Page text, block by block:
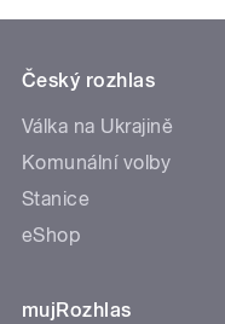
Český rozhlas
Válka na Ukrajině
Komunální volby
Stanice
eShop
mujRozhlas